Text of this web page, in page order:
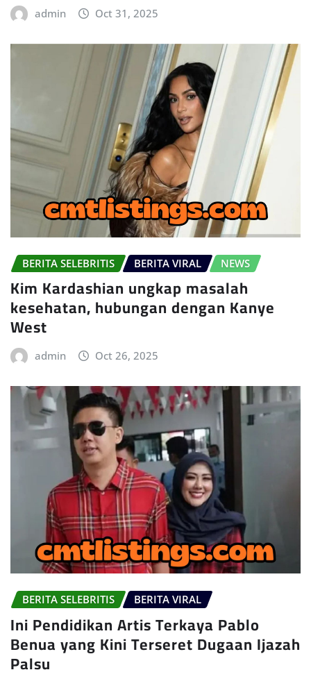
admin Oct 31, 2025
BERITA SELEBRITIS BERITA VIRAL NEWS
Kim Kardashian ungkap masalah
kesehatan, hubungan dengan Kanye
West
admin Oct 26, 2025
BERITA SELEBRITIS BERITA VIRAL
Ini Pendidikan Artis Terkaya Pablo
Benua yang Kini Terseret Dugaan Ijazah
Palsu